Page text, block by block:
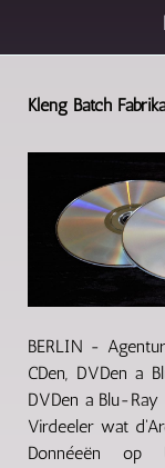
Kleng Batch
BERLIN -
CDen, DVDen a
DVDen a Blu-
Virdeeler wat
Donnéeën op